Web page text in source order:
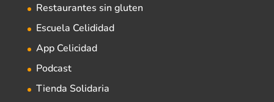
Restaurantes sin gluten
Escuela Celididad
App Celicidad
Podcast
Tienda Solidaria